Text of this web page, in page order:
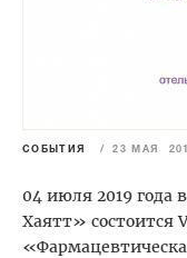
СОБЫТИЯ / 23 МАЯ
04 июля 2019 года
Хаятт» состоится